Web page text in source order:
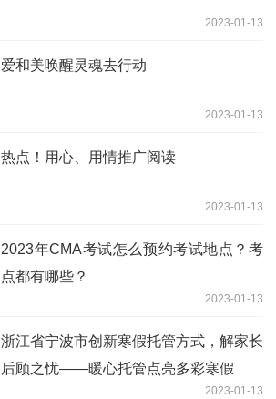
2023-01-13
爱和美唤醒灵魂去行动
2023-01-13
热点！用心、用情推广阅读
2023-01-13
2023年CMA考试怎么预约考试地点？考
点都有哪些？
2023-01-13
浙江省宁波市创新寒假托管方式，解家长
后顾之忧——暖心托管点亮多彩寒假
2023-01-13